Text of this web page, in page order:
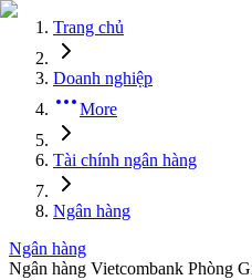
Trang chủ
Doanh nghiệp
More
Tài chính ngân hàng
Ngân hàng
Ngân hàng
Ngân hàng Vietcombank Phòng